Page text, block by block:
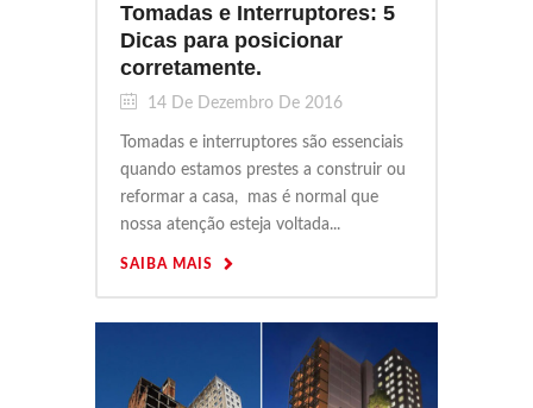
Tomadas e Interruptores: 5
Dicas para posicionar
corretamente.
14 De Dezembro De 2016
Tomadas e interruptores são essenciais
quando estamos prestes a construir ou
reformar a casa, mas é normal que
nossa atenção esteja voltada...
SAIBA MAIS